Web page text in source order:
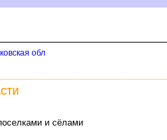
обл
и сёлами